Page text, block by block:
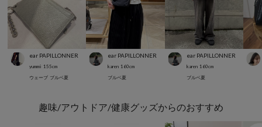
ear PAPILLONNER
yummi 155cm
ウェーブ ブルベ夏
ear PAPILLONNER
karen 160cm
ブルベ夏
ear PAPILLONNER
karen 160cm
ブルベ夏
趣味/アウトドア/健康グッズからのおすすめ